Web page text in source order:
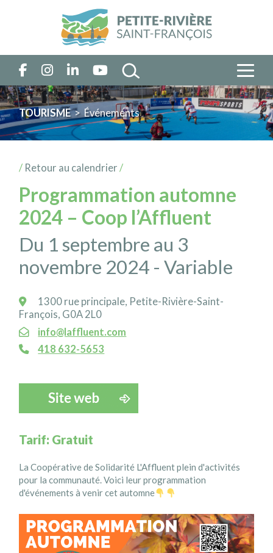
TOURISME> Événements
/ Retour au calendrier /
Programmation automne
2024 – Coop l’Affluent
Du 1 septembre au 3
novembre 2024 - Variable
1300 rue principale, Petite-Rivière-Saint-
François, G0A 2L0
info@laffluent.com
418 632-5653
Tarif: Gratuit
LaCoopérative de Solidarité L'Affluentplein d'activités
pour la communauté. Voici leur programmation
d'événements à venir cet automne